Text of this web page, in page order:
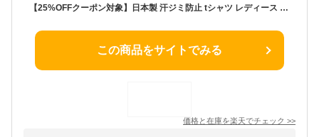
【25%OFFクーポン対象】日本製 汗ジミ防止 tシャツ レディース 接触冷感 UVカット 綿100% トップス カットソー 半袖 春夏 夏服 夏 綿 コットン 汗ジミ 汗ジミ防止 接触冷感 半袖 冷感 モックネック 綿 コットン 日焼け防止 日焼け対策 首 3190682
この商品をサイトでみる
価格と在庫を楽天でチェック >>